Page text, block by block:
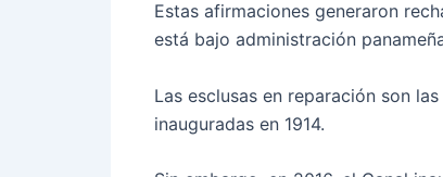
Estas afirmaciones generaron
está bajo administración
Las esclusas en reparación son
inauguradas en 1914.